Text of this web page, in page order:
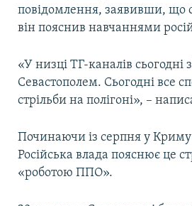
повідомлення, заявивши, що
він пояснив навчаннями
«У низці ТГ-каналів
Севастополем. Сьогодні все
стрільби на полігоні», –
Починаючи із серпня у Криму
Російська влада пояснює це
«роботою ППО».